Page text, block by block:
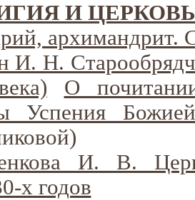
И ЦЕРКОВЬ
архимандрит.
И. Н.
О
Успения
И. В.
х годов